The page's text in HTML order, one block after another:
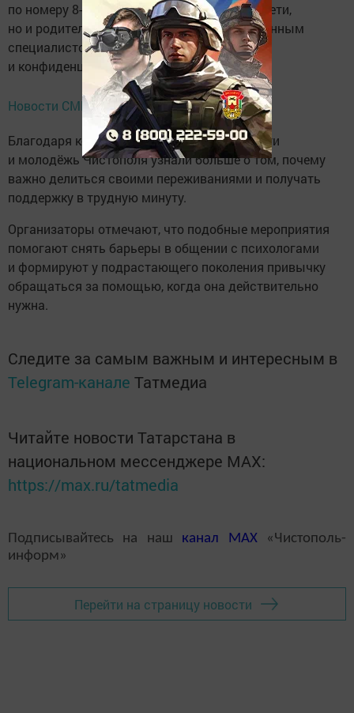
по номеру 8-800-2000-122 могут не только дети,
но и родители, а разговор с квалифицированным
специалистом всегда остаётся анонимным
и конфиденциальным.
Новости СМИ2
Благодаря конкурсу «Голос поддержки» дети
и молодёжь Чистополя узнали больше о том, почему
важно делиться своими переживаниями и получать
поддержку в трудную минуту.
Организаторы отмечают, что подобные мероприятия
помогают снять барьеры в общении с психологами
и формируют у подрастающего поколения привычку
обращаться за помощью, когда она действительно
нужна.
Следите за самым важным и интересным в
Telegram-канале Татмедиа
Читайте новости Татарстана в
национальном мессенджере MАХ:
https://max.ru/tatmedia
Подписывайтесь на наш канал MAX«Чистополь-
информ»
Перейти на страницу новости